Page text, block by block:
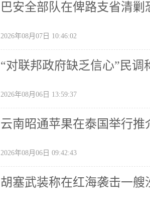
巴安全部队在俾路支省清
2026年08月07日 10:46:02
“对联邦政府缺乏信心”民
2026年08月06日 13:59:37
云南昭通苹果在泰国举行推
2026年08月06日 09:42:43
胡塞武装称在红海袭击一艘